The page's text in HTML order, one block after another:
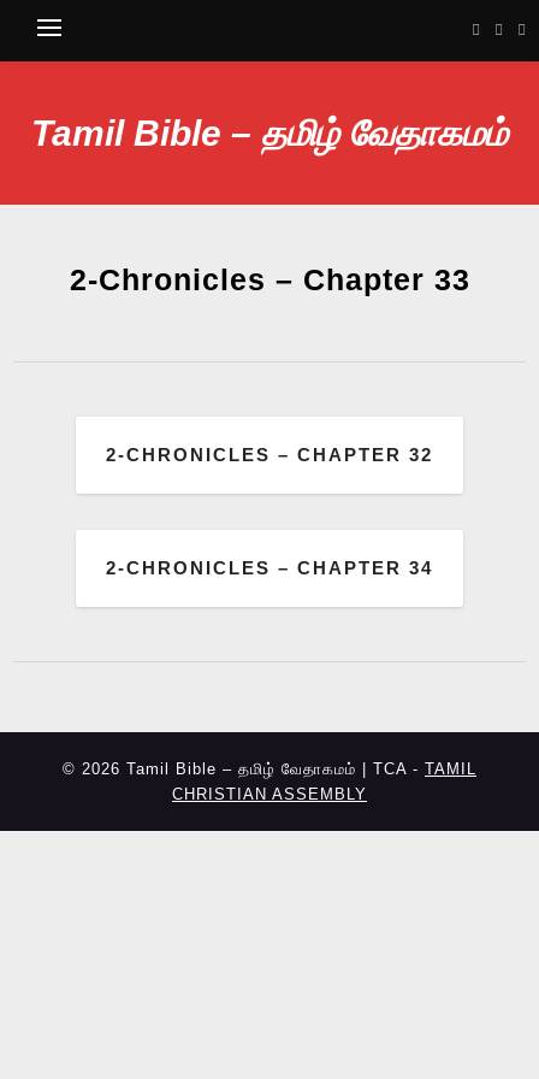
Tamil Bible – தமிழ் வேதாகமம்
2-Chronicles – Chapter 33
2-CHRONICLES – CHAPTER 32
2-CHRONICLES – CHAPTER 34
© 2026 Tamil Bible – தமிழ் வேதாகமம் | TCA - TAMIL
CHRISTIAN ASSEMBLY